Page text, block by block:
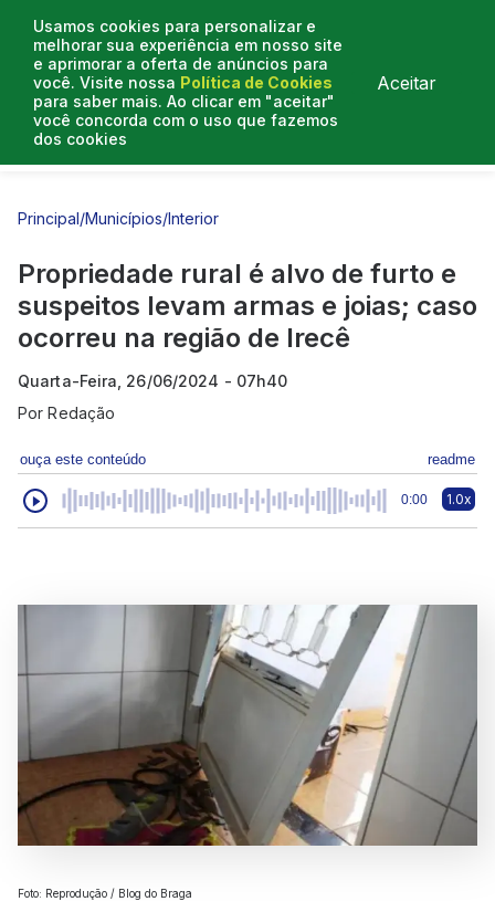
Usamos cookies para personalizar e
melhorar sua experiência em nosso site
e aprimorar a oferta de anúncios para
você. Visite nossa Política de Cookies
para saber mais. Ao clicar em "aceitar"
você concorda com o uso que fazemos
dos cookies
Aceitar
Entrevistas
Principal/Municípios/Interior
Propriedade rural é alvo de furto e
suspeitos levam armas e joias; caso
ocorreu na região de Irecê
Quarta-Feira, 26/06/2024 - 07h40
PorRedação
ouça este conteúdo readme
0:00 1.0x
Foto: Reprodução / Blog do Braga